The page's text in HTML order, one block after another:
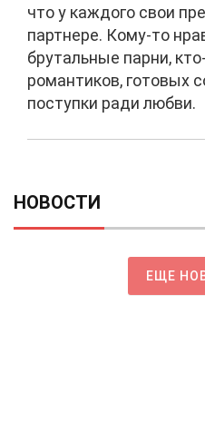
что у каждого свои
партнере. Кому-то
брутальные парни,
романтиков, готовых
поступки ради любви.
НОВОСТИ
ЕЩЕ